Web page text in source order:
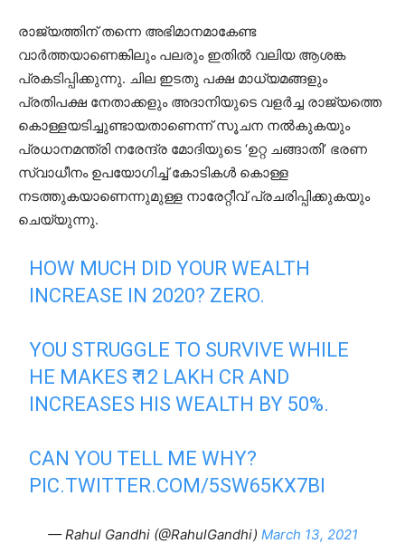
രാജ്യത്തിന് തന്നെ അഭിമാനമാകേണ്ട
വാര്‍ത്തയാണെങ്കിലും പലരും ഇതില്‍ വലിയ ആശങ്ക
പ്രകടിപ്പിക്കുന്നു. ചില ഇടതു പക്ഷ മാധ്യമങ്ങളും
പ്രതിപക്ഷ നേതാക്കളും അദാനിയുടെ വളര്‍ച്ച രാജ്യത്തെ
കൊള്ളയടിച്ചുണ്ടായതാണെന്ന് സൂചന നല്‍കുകയും
പ്രധാനമന്ത്രി നരേന്ദ്ര മോദിയുടെ ‘ഉറ്റ ചങ്ങാതി’ ഭരണ
സ്വാധീനം ഉപയോഗിച്ച് കോടികള്‍ കൊള്ള
നടത്തുകയാണെന്നുമുള്ള നാരേറ്റീവ് പ്രചരിപ്പിക്കുകയും
ചെയ്യുന്നു.
HOW MUCH DID YOUR WEALTH
INCREASE IN 2020? ZERO.
YOU STRUGGLE TO SURVIVE WHILE
HE MAKES ₹ 12 LAKH CR AND
INCREASES HIS WEALTH BY 50%.
CAN YOU TELL ME WHY?
PIC.TWITTER.COM/5SW65KX7BI
— Rahul Gandhi (@RahulGandhi) March 13, 2021